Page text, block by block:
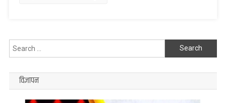
वाली
Search
for:
विज्ञापन